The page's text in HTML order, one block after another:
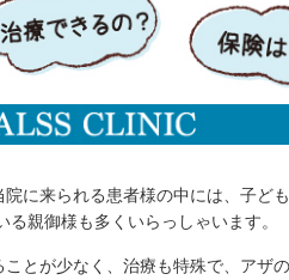
に来られる患者様の中には、子ど
親御様も多くいらっしゃいます。
とが少なく、治療も特殊で、アザ